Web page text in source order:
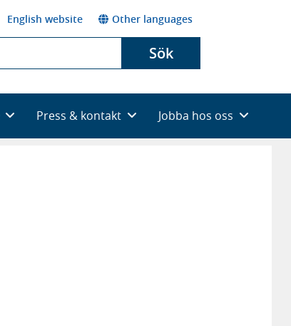
English website Other languages
Sök
Press & kontakt Jobba hos oss